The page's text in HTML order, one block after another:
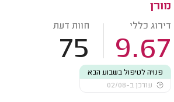
מורן
דירוג כללי
9.67
חוות דעת
75
פנויה לטיפול בשבוע הבא
עודכן ב-02/08